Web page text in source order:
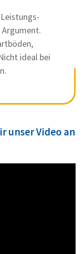
ideal bei
unser Video an